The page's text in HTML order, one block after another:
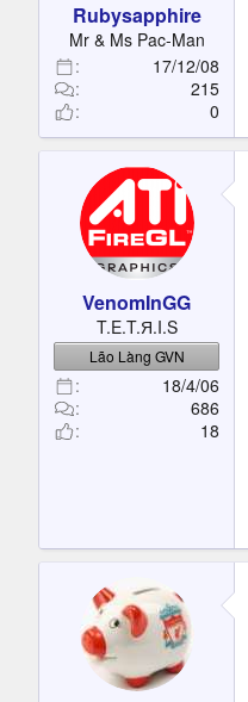
Rubysapphire
Mr & Ms Pac-Man
17/12/08
215
0
VenomInGG
T.E.T.Я.I.S
Lão Làng GVN
18/4/06
686
18